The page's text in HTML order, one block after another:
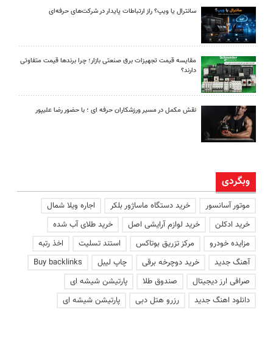
سانترال یا ویپ؟ راز ارتباطات پایدار در شرکت‌های حرفه‌ای
مقایسه قیمت تجهیزات برق صنعتی بازار؛ چرا برندها قیمت متفاوتی
دارند؟
نقش مکمل در مسیر ورزشکاران حرفه ای ؛ با حضور رضا علیپور
وبگردی
موتور آسانسور خرید دستگاه ماساژور بلکر
اجاره ویلا شمال
خرید ادکلن
خرید لوازم آرایشی اصل
خرید طلای آب شده
مزایده خودرو
مرکز تزریق بوتاکس استند تسلیت
اخذ رتبه
آهنگ جدید
خرید دوچرخه برقی چاپ لیبل
Buy backlinks
صرافی ارز دیجیتال
صندوق طلا
پارتیشن شیشه ای
دانلود اهنگ جدید
رزرو هتل دبی پارتیشن شیشه ای